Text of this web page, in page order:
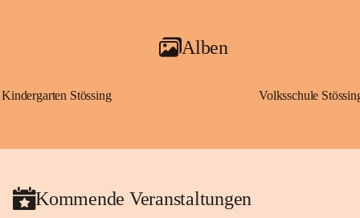
Alben
Kindergarten Stössing Volksschule
Kommende Veranstaltungen